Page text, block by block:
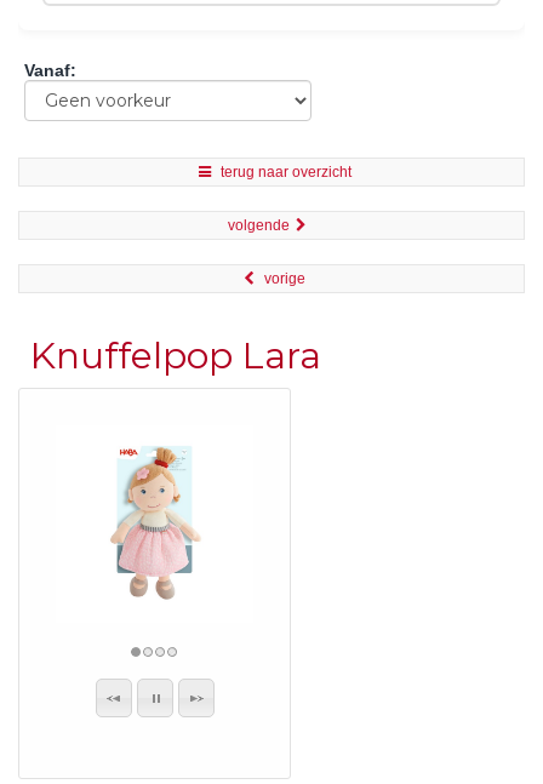
Vanaf:
terug naar overzicht
volgende
vorige
Knuffelpop Lara